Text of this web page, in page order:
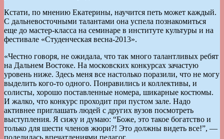
Кстати, по мнению Екатерины, научится петь может каждый.
С дальневосточными талантами она успела познакомиться
еще до мастер-класса на семинаре в институте культуры и на
фестивале «Студенческая весна-2013».
«Честно говоря, не ожидала, что так много талантливых ребят
на Дальнем Востоке. На московских конкурсах зачастую
уровень ниже. Здесь меня все настолько поразили, что не могу
выделить кого-то одного. Понравились и коллективы, и
солисты, хорошо поставленные номера, шикарные костюмы.
И жалко, что конкурс проходит при пустом зале. Надо
активнее приглашать людей с других вузов посмотреть
выступления. Я сижу и думаю: “Боже, это такое богатство и
только для шести членов жюри?! Это должны видеть все!”, —
поделилась впечатлениями педагог.